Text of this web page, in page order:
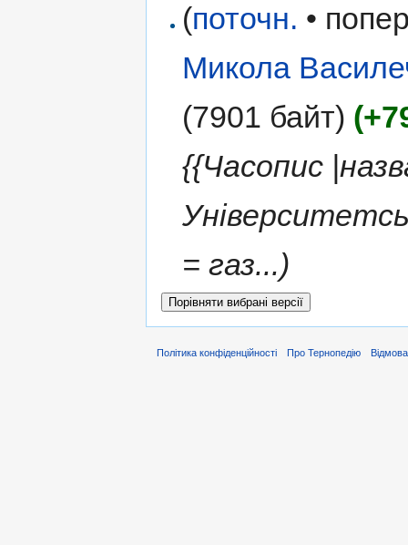
(поточн. •
Микола
(7901 байт)
{{Часопис
= газ...)
Політика конфіденційності Про Тернопедію